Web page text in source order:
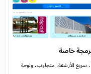
خاصة
تصميم موقع مظلات وسواتر احترافي ببرمجة خاصة PHP، سريع الأرشفة، متجاوب، ولوحة